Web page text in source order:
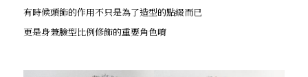
有時候頭飾的作用不只是為了造型的點綴而已
更是身兼臉型比例修飾的重要角色唷